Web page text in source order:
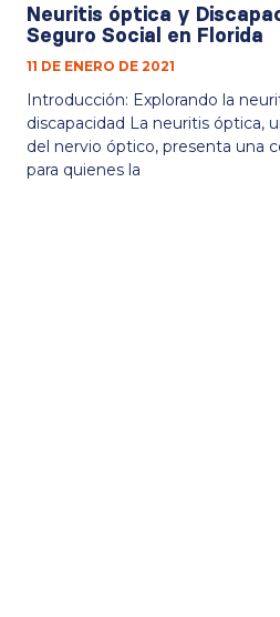
Neuritis óptica y
Seguro Social en Florida
11 DE ENERO DE 2021
Introducción: Explorando la
discapacidad La neuritis óptica,
del nervio óptico, presenta una
para quienes la